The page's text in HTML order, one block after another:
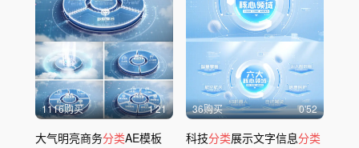
1116购买 1'21
大气明亮商务分类AE模板
36购买 0'52
科技分类展示文字信息分类